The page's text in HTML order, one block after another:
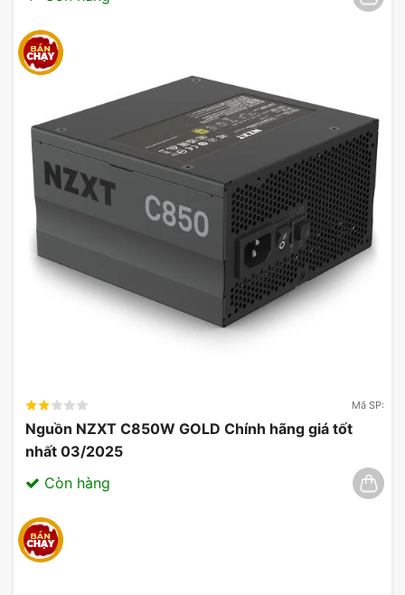
Mã SP:
Nguồn NZXT C850W GOLD Chính hãng giá tốt
nhất 03/2025
Còn hàng